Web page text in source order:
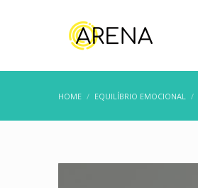
HOME EQUILÍBRIO EMOCIONAL